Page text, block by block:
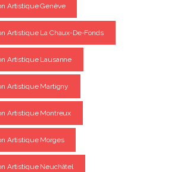
Artistique Genève
Artistique La Chaux-De-Fonds
Artistique Lausanne
Artistique Martigny
Artistique Montreux
Artistique Morges
Artistique Neuchâtel